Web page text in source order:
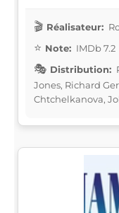
Réalisateur:
Note: IMDb 7.2
Distribution:
Jones, Richard
Chtchelkanova,